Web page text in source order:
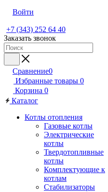
Войти
+7 (343) 252 64 40
Заказать звонок
Сравнение0
Избранные товары 0
Корзина 0
Каталог
Котлы отопления
Газовые котлы
Электрические
котлы
Твердотопливные
котлы
Комплектующие к
котлам
Стабилизаторы